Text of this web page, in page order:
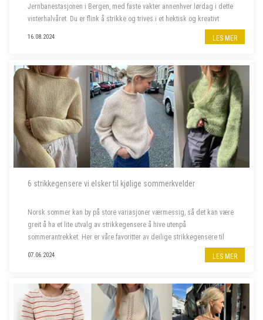
Jernbanestasjonen i Bergen, med faste vakter annenhver lørdag i dette
vinterhalvåret. Du er flink å strikke og trives i et hektisk og kreativt
16.08.2024 LES MER
6 strikkegensere vi elsker til kjølige sommerkvelder
Norsk sommer kan by på store variasjoner værmessig, så det kan være
greit å ha et lite utvalg av strikkegensere å hive utenpå
sommerantrekket. Her er våre favoritter av deilige strikkegensere til
07.06.2024 LES MER